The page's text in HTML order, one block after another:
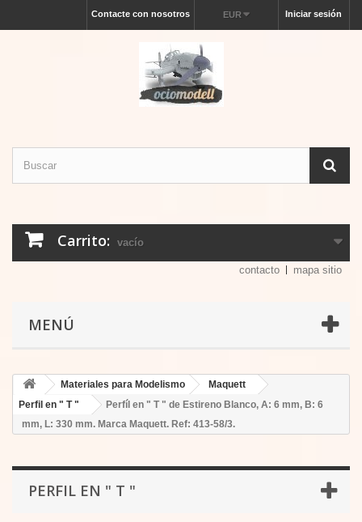
Iniciar sesión
EUR
Contacte con nosotros
Carrito: vacío
contacto mapa sitio
MENÚ
Materiales para Modelismo
Maquett
Perfil en " T "
Perfíl en " T " de Estireno Blanco, A: 6 mm, B: 6
mm, L: 330 mm. Marca Maquett. Ref: 413-58/3.
PERFIL EN " T "